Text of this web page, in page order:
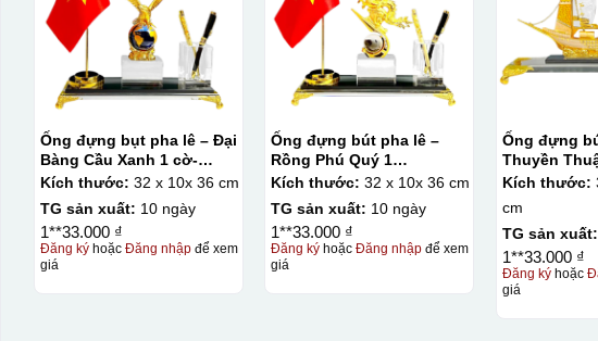
Ống đựng bụt pha lê – Đại
Bàng Cầu Xanh 1 cờ-
32x10x36cm
Kích thước: 32 x 10x 36 cm
TG sản xuất: 10 ngày
1**33.000 ₫
Đăng kýhoặc Đăng nhậpđể xem
giá
Ống đựng bút pha lê –
Rồng Phú Quý 1
Cờ-32x10x36cm
Kích thước: 32 x 10x 36 cm
TG sản xuất: 10 ngày
1**33.000 ₫
Đăng ký hoặcĐăng nhập để xem
giá
Ống đựng
Thuyền
Gió Đính Đá-
Kích thước:
cm
TG sản xuất:
1**33.000 ₫
Đăng kýhoặc
giá